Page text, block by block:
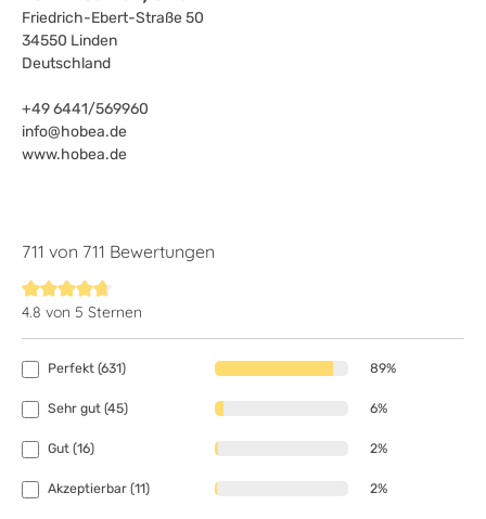
Friedrich-Ebert-Straße 50
34550 Linden
Deutschland
+49 6441/569960
info@hobea.de
www.hobea.de
711 von 711 Bewertungen
Durchschnittliche Bewertung von 4.8 von 5 Sternen
4.8 von 5 Sternen
Perfekt (631) 89%
Sehr gut (45) 6%
Gut (16) 2%
Akzeptierbar (11) 2%